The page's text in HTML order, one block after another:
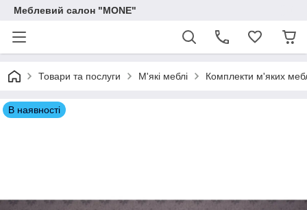
Меблевий салон "MONE"
Товари та послуги М'які меблі Комплекти м'яких
В наявності